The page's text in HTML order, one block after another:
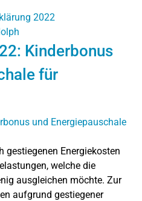
2022
Kinderbonus
für
Energiekosten
welche die
ausgleichen möchte. Zur
aufgrund gestiegener